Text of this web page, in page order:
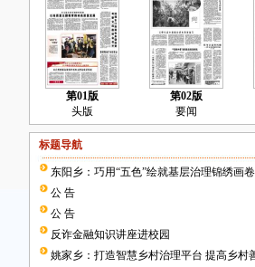
第01版
头版
第02版
要闻
标题导航
东阳乡：巧用“五色”绘就基层治理锦绣画卷
公 告
公 告
反诈金融知识讲座进校园
姚家乡：打造智慧乡村治理平台 提高乡村